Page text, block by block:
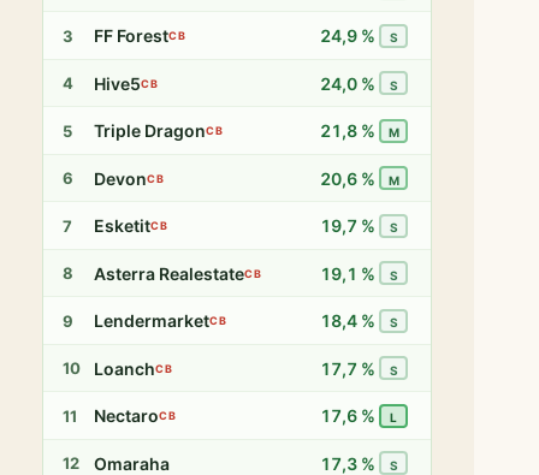
3 FF ForestCB 24,9 % S
4 Hive5CB 24,0 % S
5 Triple DragonCB 21,8 % M
6 DevonCB 20,6 % M
7 EsketitCB 19,7 % S
8 Asterra RealestateCB 19,1 % S
9 LendermarketCB 18,4 % S
10 LoanchCB 17,7 % S
11 NectaroCB 17,6 % L
12 Omaraha 17,3 % S